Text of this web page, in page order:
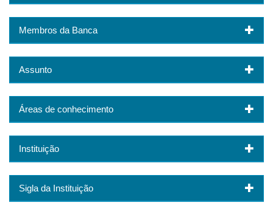
Membros da Banca
Assunto
Áreas de conhecimento
Instituição
Sigla da Instituição